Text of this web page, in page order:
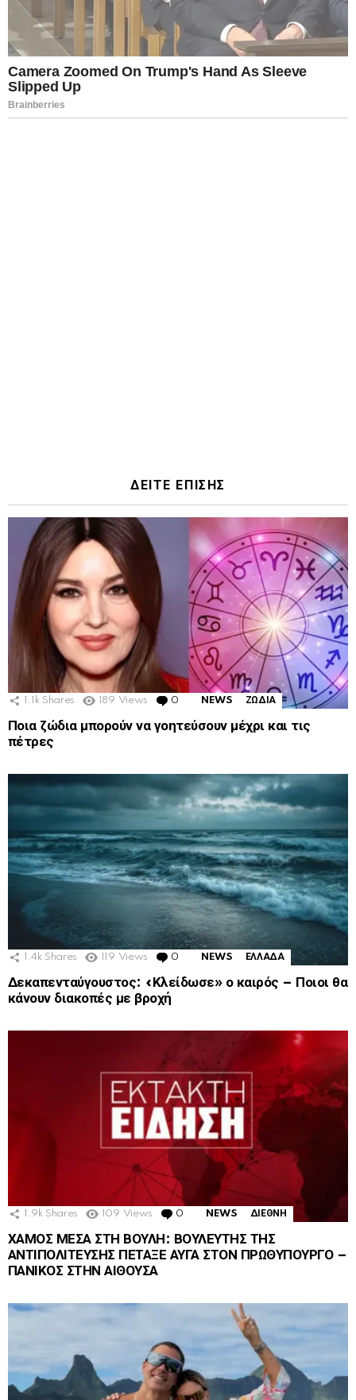
ΔΕΙΤΕ ΕΠΙΣΗΣ
1.1k Shares 189 Views 0 Comments
NEWS ΖΩΔΙΑ
Ποια ζώδια μπορούν να γοητεύσουν μέχρι και τις
πέτρες
1.4k Shares 119 Views 0 Comments
NEWS ΕΛΛΑΔΑ
Δεκαπενταύγουστος: «Κλείδωσε» ο καιρός – Ποιοι θα
κάνουν διακοπές με βροχή
1.9k Shares 109 Views 0 Comments
NEWS ΔΙΕΘΝΗ
ΧΑΜΟΣ ΜΕΣΑ ΣΤΗ ΒΟΥΛΗ: ΒΟΥΛΕΥΤΗΣ ΤΗΣ
ΑΝΤΙΠΟΛΙΤΕΥΣΗΣ ΠΕΤΑΞΕ ΑΥΓΑ ΣΤΟΝ ΠΡΩΘΥΠΟΥΡΓΟ –
ΠΑΝΙΚΟΣ ΣΤΗΝ ΑΙΘΟΥΣΑ